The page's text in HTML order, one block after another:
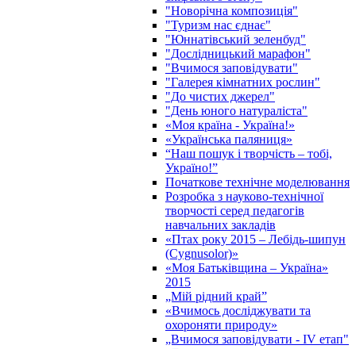
"Новорічна композиція"
"Туризм нас єднає"
"Юннатівський зеленбуд"
"Дослідницький марафон"
"Вчимося заповідувати"
"Галерея кімнатних рослин"
"До чистих джерел"
"День юного натураліста"
«Моя країна - Україна!»
«Українська паляниця»
“Наш пошук і творчість – тобі,
Україно!”
Початкове технічне моделювання
Розробка з науково-технічної
творчості серед педагогів
навчальних закладів
«Птах року 2015 – Лебідь-шипун
(Cygnusolor)»
«Моя Батьківщина – Україна»
2015
„Мій рідний край”
«Вчимось досліджувати та
охороняти природу»
„Вчимося заповідувати - ІV етап"